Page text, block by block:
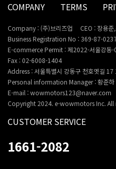
COMPANY TERMS
Company : (주)브리즈업
CEO : 장용준
Business Registration No : 369-87-
E-commerce Permit : 제2022-서울강동
Fax : 02-6008-1404
Address : 서울특별시 강동구 천호옛길
Personal information Manager : 황준하
E-mail : wowmotors123@naver.com
Copyright 2024. e-wowmotors Inc. All
CUSTOMER SERVICE
1661-2082